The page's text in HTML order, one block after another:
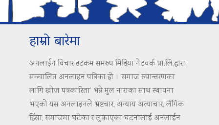
हाम्रो बारेमा
अनलाईन विचार डटकम समरुप मिडिया नेटवर्क प्रा.लि.द्वारा
सञ्चालित अनलाइन पत्रिका हो । ‘समाज रुपान्तरणका
लागि खोज पत्रकारिता’ भन्ने मुल नाराका साथ स्थापना
भएको यस अनलाइनले भ्रष्टचार, अन्याय अत्याचार, लैंगिक
हिंसा, समाजमा घटेका र लुकाएका घटनालाई अनलाईन